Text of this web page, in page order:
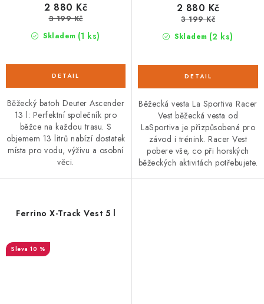
Skladem (1 ks)
2 880 Kč
3 199 Kč
Běžecký batoh Deuter Ascender
13 l: Perfektní společník pro
běžce na každou trasu. S
objemem 13 litrů nabízí dostatek
místa pro vodu, výživu a osobní
věci.
Skladem (2 ks)
2 880 Kč
3 199 Kč
Běžecká vesta La Sportiva Racer
Vest běžecká vesta od
LaSportiva je přizpůsobená pro
závod i trénink. Racer Vest
pobere vše, co při horských
běžeckých aktivitách potřebujete.
Ferrino X-Track Vest 5 l
10 %